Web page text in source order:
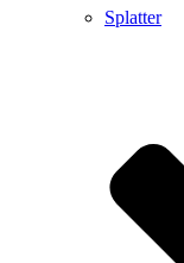
Splatter